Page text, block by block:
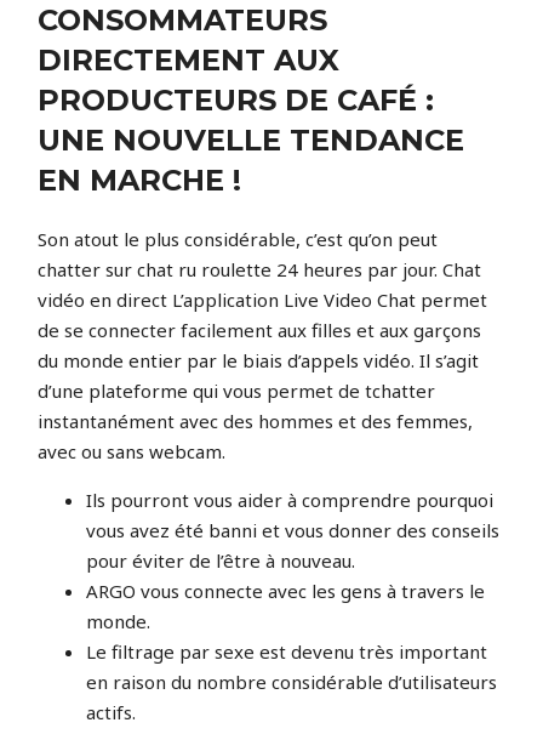
CONSOMMATEURS
DIRECTEMENT AUX
PRODUCTEURS DE CAFÉ :
UNE NOUVELLE TENDANCE
EN MARCHE !
Son atout le plus considérable, c’est qu’on peut
chatter sur chat ru roulette 24 heures par jour. Chat
vidéo en direct L’application Live Video Chat permet
de se connecter facilement aux filles et aux garçons
du monde entier par le biais d’appels vidéo. Il s’agit
d’une plateforme qui vous permet de tchatter
instantanément avec des hommes et des femmes,
avec ou sans webcam.
Ils pourront vous aider à comprendre pourquoi
vous avez été banni et vous donner des conseils
pour éviter de l’être à nouveau.
ARGO vous connecte avec les gens à travers le
monde.
Le filtrage par sexe est devenu très important
en raison du nombre considérable d’utilisateurs
actifs.